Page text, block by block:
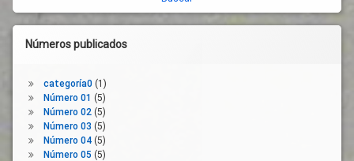
derecha
Números publicados
categoría0(1)
Número 01 (5)
Número 02(5)
Número 03 (5)
Número 04(5)
Número 05 (5)